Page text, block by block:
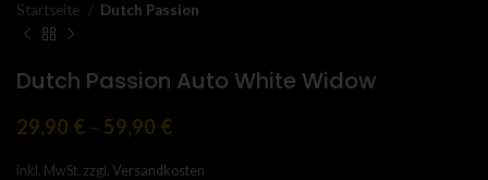
Startseite Dutch Passion
Dutch Passion Auto White Widow
29,90 € – 59,90 €
inkl. MwSt. zzgl. Versandkosten